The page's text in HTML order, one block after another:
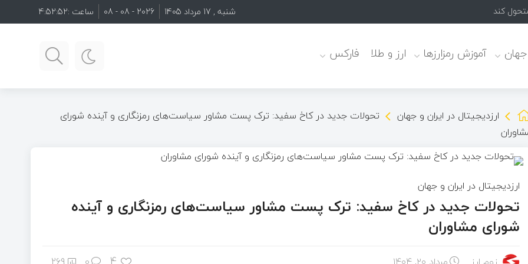
شنبه , 17 مرداد 1405 2026 - 08 - 08 ساعت :4:52:53
جهان آموزش رمزارزها ارز و طلا فارکس
ارزدیجیتال در ایران و جهان
تحولات جدید در کاخ سفید: ترک پست مشاور سیاست‌های رمزنگاری و آینده شورای
ارزدیجیتال در ایران و جهان
تحولات جدید در کاخ سفید: ترک پست مشاور سیاست‌های رمزنگاری و آینده
شورای مشاوران